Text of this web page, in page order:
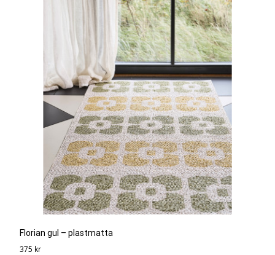
Florian gul – plastmatta
375 kr